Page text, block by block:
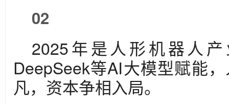
02
2025年是人形机器人
DeepSeek等AI大模型赋能
凡，资本争相入局。